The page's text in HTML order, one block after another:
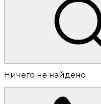
Ничего не найдено